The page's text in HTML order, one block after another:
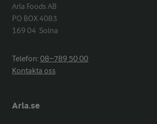
Arla Foods AB
PO BOX 4083
169 04  Solna
Telefon:08−789 50 00
Kontakta oss
Arla.se